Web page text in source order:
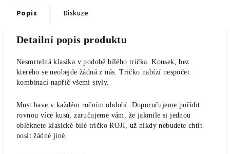
Popis Diskuze
Detailní popis produktu
Nesmrtelná klasika v podobě bílého trička. Kousek, bez
kterého se neobejde žádná z nás. Tričko nabízí nespočet
kombinací napříč všemi styly.
Must have v každém ročním období. Doporučujeme pořídit
rovnou více kusů, zaručujeme vám, že jakmile si jednou
obléknete klasické bílé tričko ROJI, už nikdy nebudete chtít
nosit žádné jiné.